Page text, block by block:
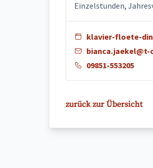
Einzelstunden,
klavier-floete-
bianca.jaekel@t-
09851-553205
zurück zur Übersicht